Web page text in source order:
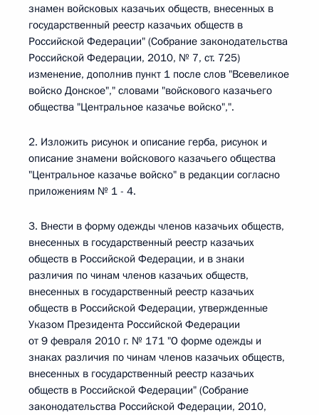
знамен войсковых казачьих обществ, внесенных в
государственный реестр казачьих обществ в
Российской Федерации" (Собрание законодательства
Российской Федерации, 2010, № 7, ст. 725)
изменение, дополнив пункт 1 после слов "Всевеликое
войско Донское"," словами "войскового казачьего
общества "Центральное казачье войско",".
2. Изложить рисунок и описание герба, рисунок и
описание знамени войскового казачьего общества
"Центральное казачье войско" в редакции согласно
приложениям № 1 - 4.
3. Внести в форму одежды членов казачьих обществ,
внесенных в государственный реестр казачьих
обществ в Российской Федерации, и в знаки
различия по чинам членов казачьих обществ,
внесенных в государственный реестр казачьих
обществ в Российской Федерации, утвержденные
Указом Президента Российской Федерации
от 9 февраля 2010 г. № 171 "О форме одежды и
знаках различия по чинам членов казачьих обществ,
внесенных в государственный реестр казачьих
обществ в Российской Федерации" (Собрание
законодательства Российской Федерации, 2010,